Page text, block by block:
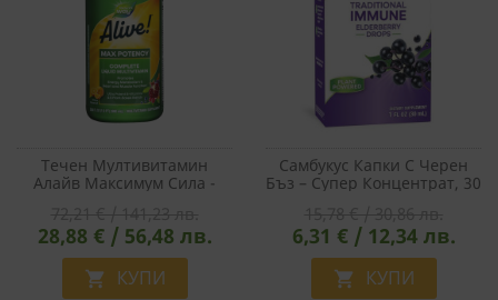
Течен Мултивитамин
Алайв Максимум Сила -
900 Ml, 180 Дози За 6
Месеца Прием
28,88 € / 56,48 лв.
 КУПИ
Самбукус Капки С Черен
Бъз – Супер Концентрат, 30
6,31 € / 12,34 лв.
 КУПИ